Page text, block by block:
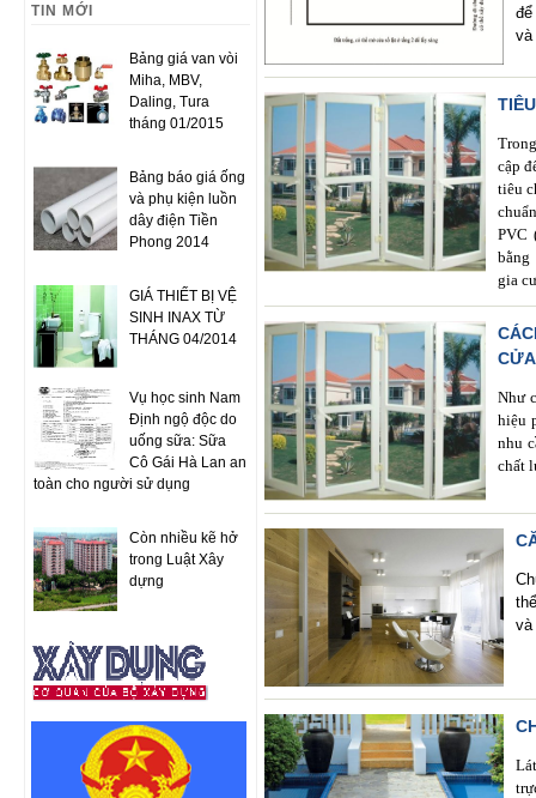
TIN MỚI
Bảng giá van vòi
Miha, MBV,
Daling, Tura
tháng 01/2015
Bảng báo giá ống
và phụ kiện luồn
dây điện Tiền
Phong 2014
GIÁ THIẾT BỊ VỆ
SINH INAX TỪ
THÁNG 04/2014
Vụ học sinh Nam
Định ngộ độc do
uống sữa: Sữa
Cô Gái Hà Lan an
toàn cho người sử dụng
Còn nhiều kẽ hở
trong Luật Xây
dựng
và
cập
tiêu
PVC
gia
Như
hiệu
nhu
chất
và